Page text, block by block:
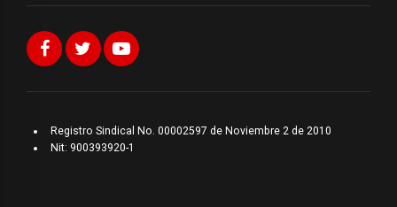
Registro Sindical No. 00002597 de Noviembre 2 de 2010
Nit: 900393920-1